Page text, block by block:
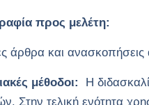
προς μελέτη:
άρθρα και
μέθοδοι: Η
Στην τελική ενότητα